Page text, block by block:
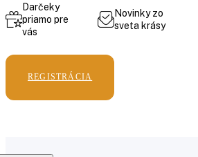
Darčeky
priamo pre
vás
Novinky zo
sveta krásy
REGISTRÁCIA